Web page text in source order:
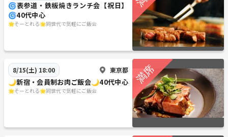
🌀表参道・鉄板焼きランチ会【祝日】
🌀40代中心
🌟そーとれる🌟同世代で気軽にご飯会
8/15(土) 18:00 東京都
🌙新宿・会員制お肉ご飯会🌙40代中心
🌟そーとれる🌟同世代で気軽にご飯会